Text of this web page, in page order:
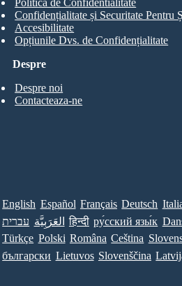
Despre
Despre noi
Contacteaza-ne
Politica de Confidentialitate
Confidențialitate și Securitate Pentru
Accesibilitate
Opțiunile Dvs. de Confidențialitate
English Español Français Deutsch
עברית العَرَبِيَّة हिन्दी ру́сский язы́к
Türkçe Polski Româna Ceština
български Lietuvos Slovenščina